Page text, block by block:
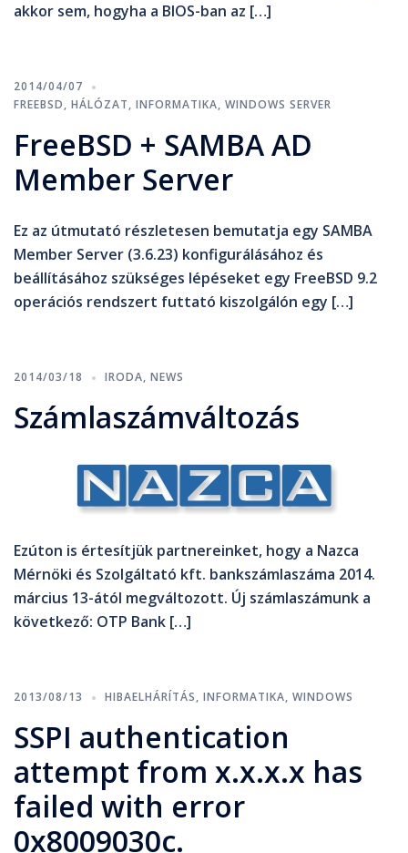
akkor sem, hogyha a BIOS-ban az […]
2014/04/07
FREEBSD, HÁLÓZAT, INFORMATIKA, WINDOWS SERVER
FreeBSD + SAMBA AD
Member Server
Ez az útmutató részletesen bemutatja egy SAMBA
Member Server (3.6.23) konfigurálásához és
beállításához szükséges lépéseket egy FreeBSD 9.2
operációs rendszert futtató kiszolgálón egy […]
2014/03/18 IRODA, NEWS
Számlaszámváltozás
Ezúton is értesítjük partnereinket, hogy a Nazca
Mérnöki és Szolgáltató kft. bankszámlaszáma 2014.
március 13-ától megváltozott. Új számlaszámunk a
következő: OTP Bank […]
2013/08/13 HIBAELHÁRÍTÁS, INFORMATIKA, WINDOWS
SSPI authentication
attempt from x.x.x.x has
failed with error
0x8009030c.